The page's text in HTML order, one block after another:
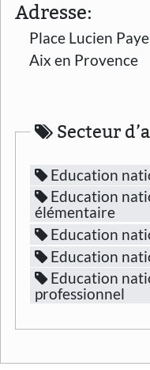
Adresse:
Place Lucien Paye
Aix en Provence
Secteur
Education
Education nationale - Ecole
élémentaire
Education
Education
Education nationale - Lycée
professionnel